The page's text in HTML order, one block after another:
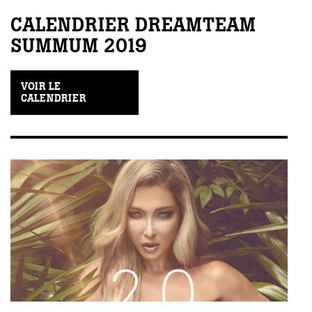
CALENDRIER DREAMTEAM
SUMMUM 2019
VOIR LE
CALENDRIER